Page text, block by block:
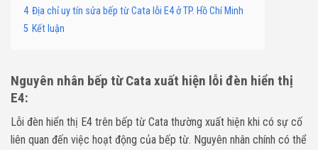
4 Địa chỉ uy tín sửa bếp từ Cata lỗi E4 ở TP. Hồ Chí Minh
5 Kết luận
Nguyên nhân bếp từ Cata xuất hiện lỗi đèn hiển thị
E4:
Lỗi đèn hiển thị E4 trên bếp từ Cata thường xuất hiện khi có sự cố
liên quan đến việc hoạt động của bếp từ. Nguyên nhân chính có thể